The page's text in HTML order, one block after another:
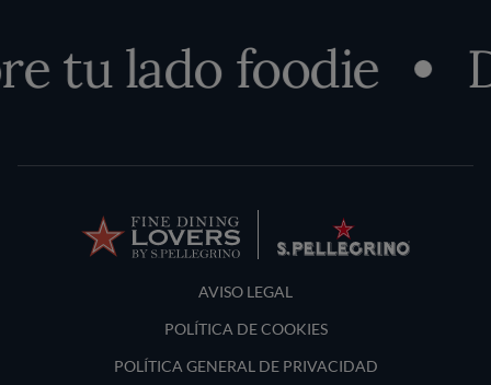
tu lado foodie
Terms and Conditions
AVISO LEGAL
POLÍTICA DE COOKIES
POLÍTICA GENERAL DE PRIVACIDAD